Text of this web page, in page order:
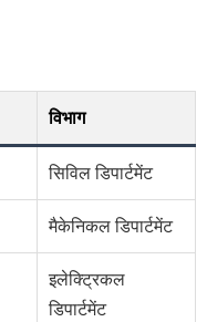
विभाग
सिविल डिपार्टमेंट
मैकेनिकल डिपार्टमेंट
इलेक्ट्रिकल
डिपार्टमेंट